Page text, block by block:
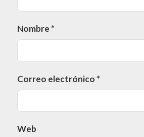
Nombre *
Correo electrónico *
Web